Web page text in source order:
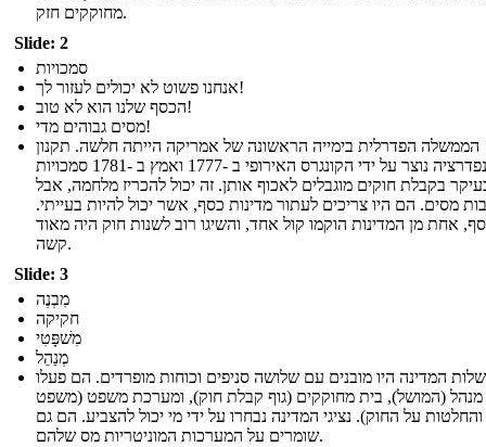
מחוקקים חזק.
Slide: 2
סמכויות
אנחנו פשוט לא יכולים לעזור לך!
הכסף שלנו הוא לא טוב!
מסים גבוהים מדי!
הממשלה הפדרלית בימייה הראשונה של אמריקה הייתה חלשה. תקנון
הקונפדרציה נוצר על ידי הקונגרס האירופי ב -1777 ואמץ ב -1781 סמכויות
בקבלת חוקים מוגבלים לאכוף אותן. זה יכול להכריז מלחמה, אבל
מסים. הם היו צריכים לעתור מדינות כסף, אשר יכול להיות בעייתי.
אחת מן המדינות הוקמו קול אחד, והשיגו רוב לשנות חוק היה מאוד
קשה.
Slide: 3
מִבְנֶה
חקיקה
מִשׁפָּטִי
מְנַהֵל
המדינה היו מובנים עם שלושה סניפים וכוחות מופרדים. הם פעלו
(המושל), בית מחוקקים (גוף קבלת חוק), ומערכת משפט (משפט
והחלטות על החוק). נציגי המדינה נבחרו על ידי מי יכול להצביע. הם גם
שומרים על המערכות המוניטריות מס שלהם.